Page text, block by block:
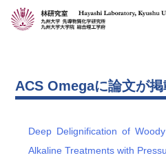
ACS Omegaに論文が掲
Deep Delignification of
Alkaline Treatments with